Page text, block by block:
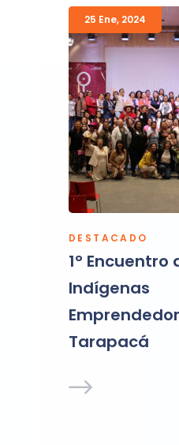
25 Ene, 2024
DESTACADO
1° Encuentro
Indígenas
Tarapacá